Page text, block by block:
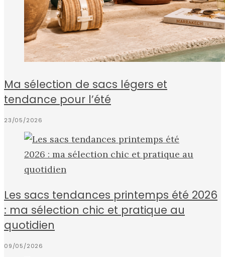
Ma sélection de sacs légers et
tendance pour l’été
23/05/2026
Les sacs tendances printemps été 2026
: ma sélection chic et pratique au
quotidien
09/05/2026